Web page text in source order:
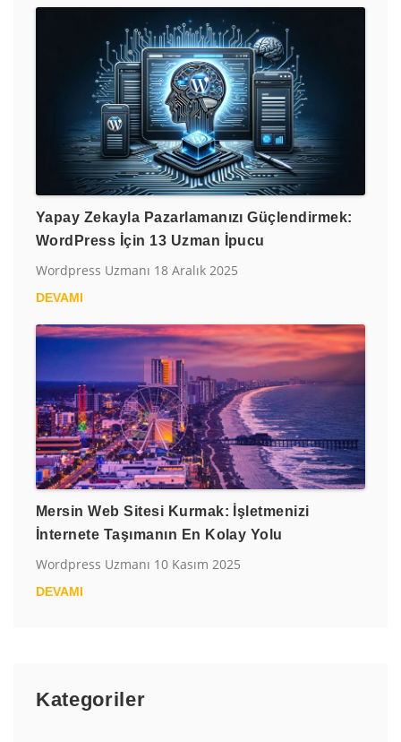
Yapay Zekayla Pazarlamanızı Güçlendirmek:
WordPress İçin 13 Uzman İpucu
Wordpress Uzmanı 18 Aralık 2025
DEVAMI
Mersin Web Sitesi Kurmak: İşletmenizi
İnternete Taşımanın En Kolay Yolu
Wordpress Uzmanı 10 Kasım 2025
DEVAMI
Kategoriler